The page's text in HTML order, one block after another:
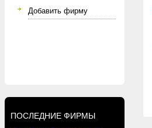
Добавить фирму
ПОСЛЕДНИЕ ФИРМЫ